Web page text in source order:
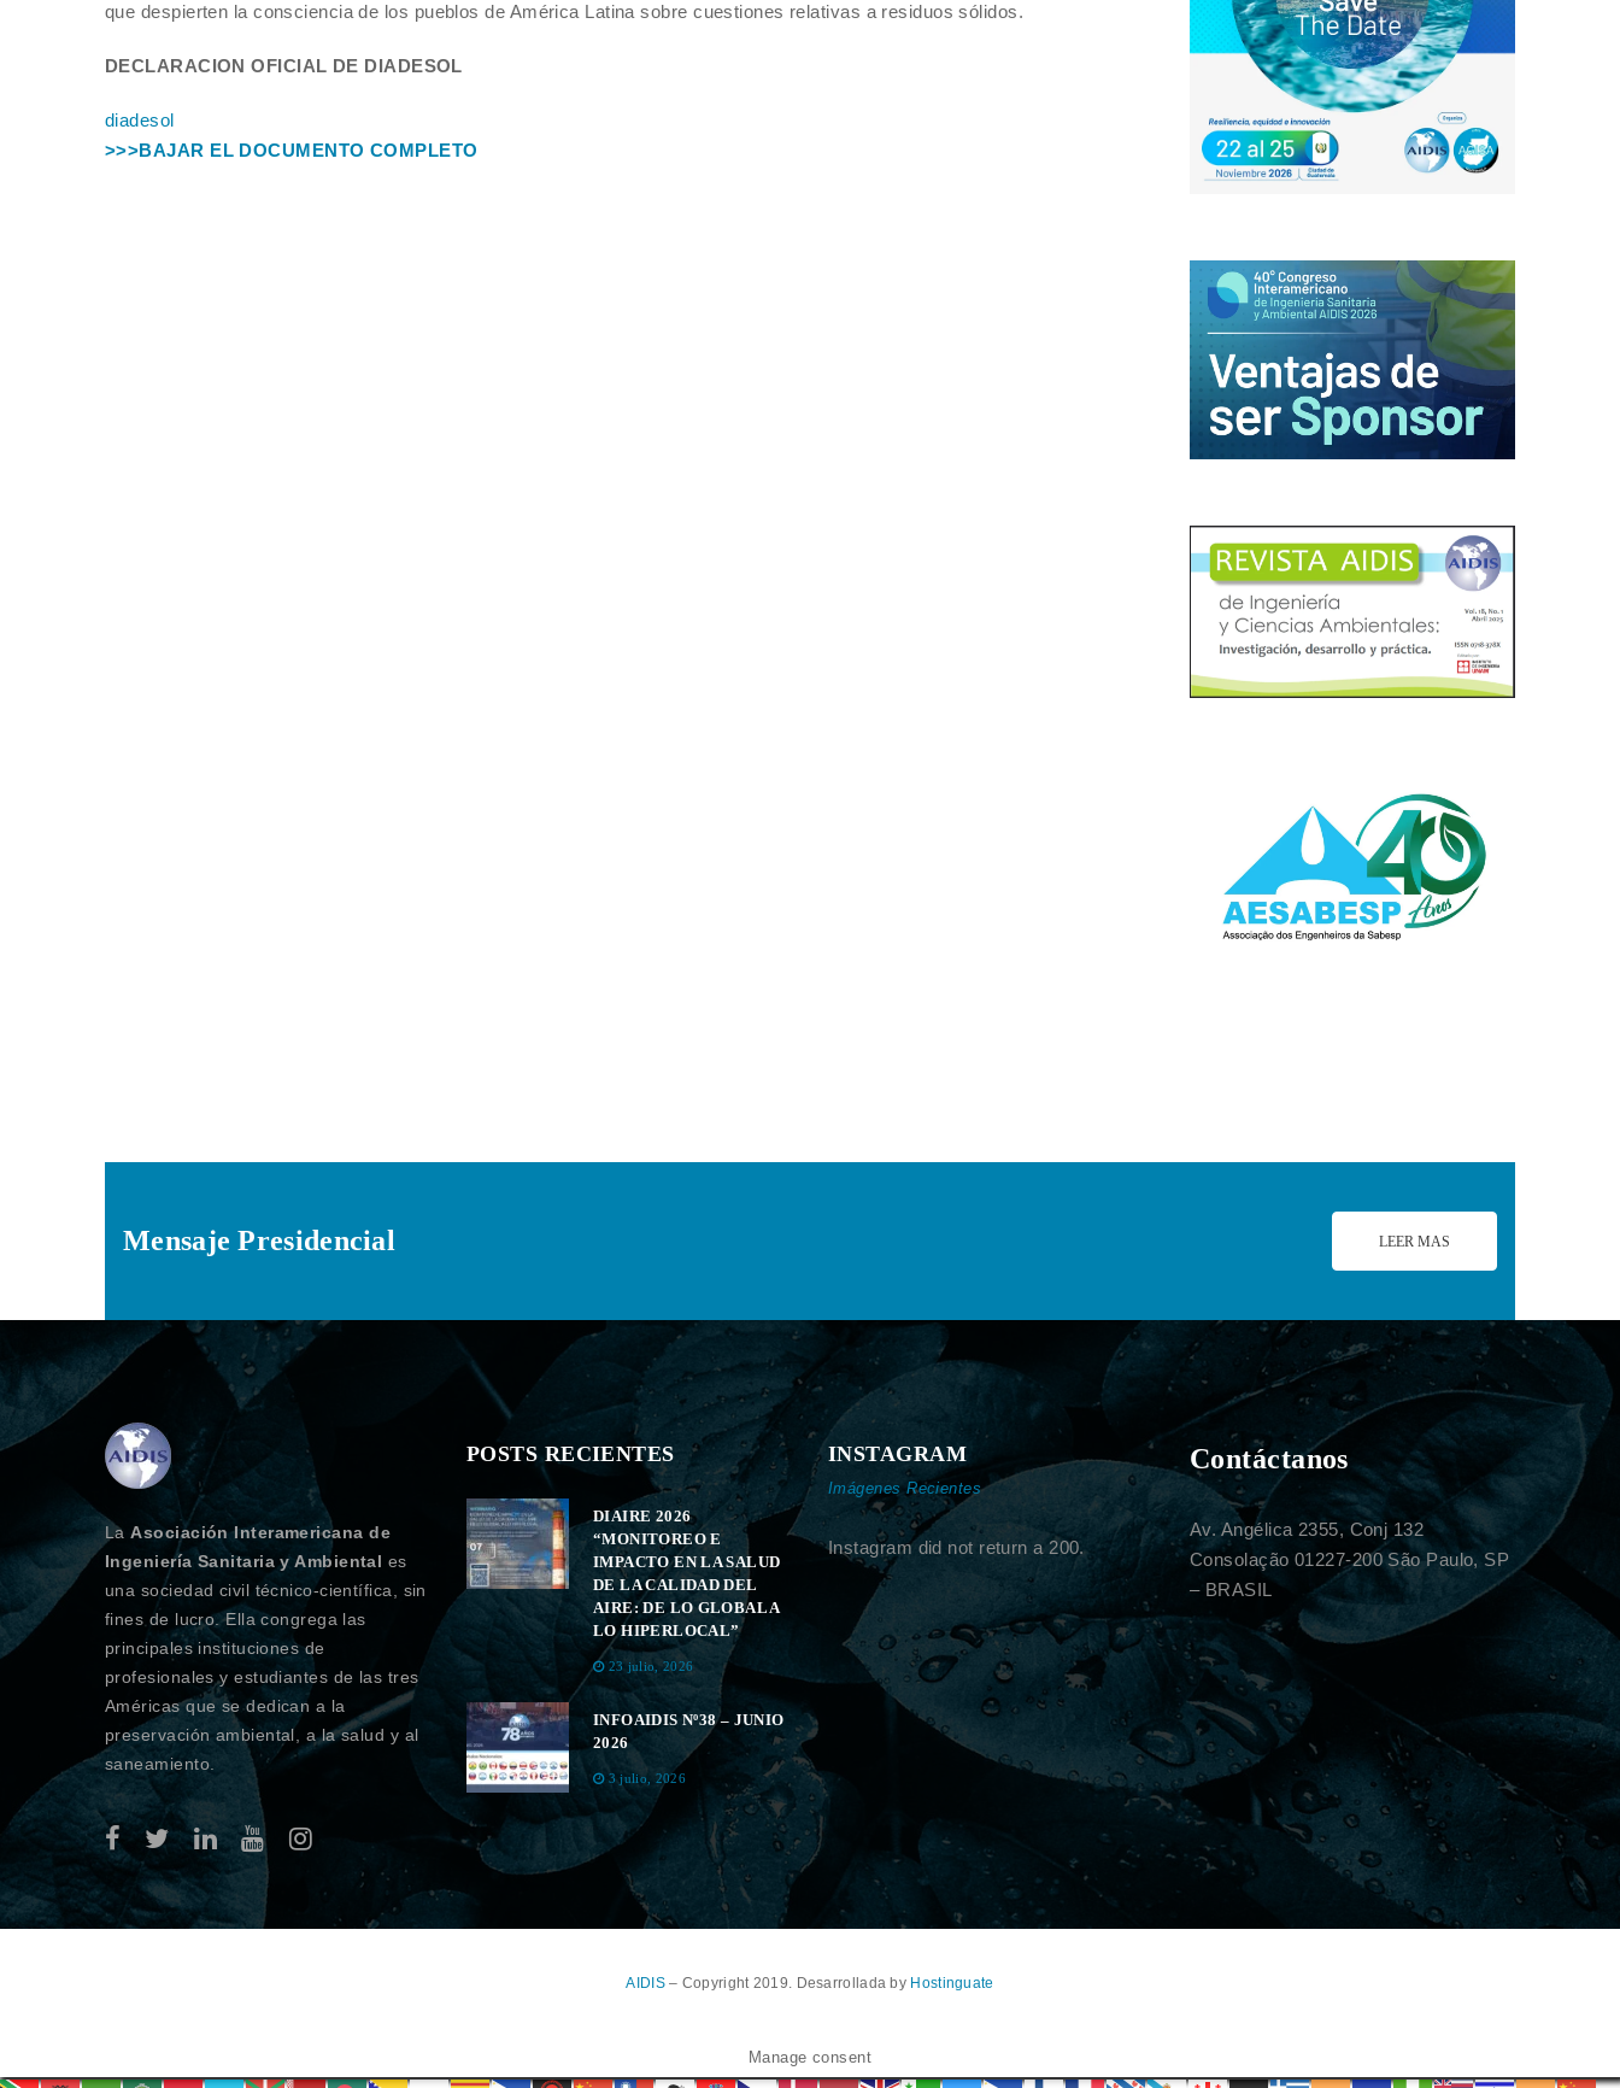
que despierten la consciencia de los pueblos de América Latina sobre cuestiones relativas a residuos sólidos.
DECLARACION OFICIAL DE DIADESOL
diadesol
>>>BAJAR EL DOCUMENTO COMPLETO
Mensaje Presidencial LEER MAS
LaAsociación Interamericana de
Ingeniería Sanitaria y Ambiental es
una sociedad civil técnico-científica, sin
fines de lucro. Ella congrega las
principales instituciones de
profesionales y estudiantes de las tres
Américas que se dedican a la
preservación ambiental, a la salud y al
saneamiento.
POSTS RECIENTES
DIAIRE 2026
“MONITOREO E
IMPACTO EN LA SALUD
DE LA CALIDAD DEL
AIRE: DE LO GLOBAL A
LO HIPERLOCAL”
23 julio, 2026
INFOAIDIS Nº38 – JUNIO
2026
3 julio, 2026
INSTAGRAM
Imágenes Recientes
Instagram did not return a 200.
Contáctanos
Av. Angélica 2355, Conj 132
Consolação 01227-200 São Paulo, SP
– BRASIL
AIDIS– Copyright 2019. Desarrollada by Hostinguate
Manage consent